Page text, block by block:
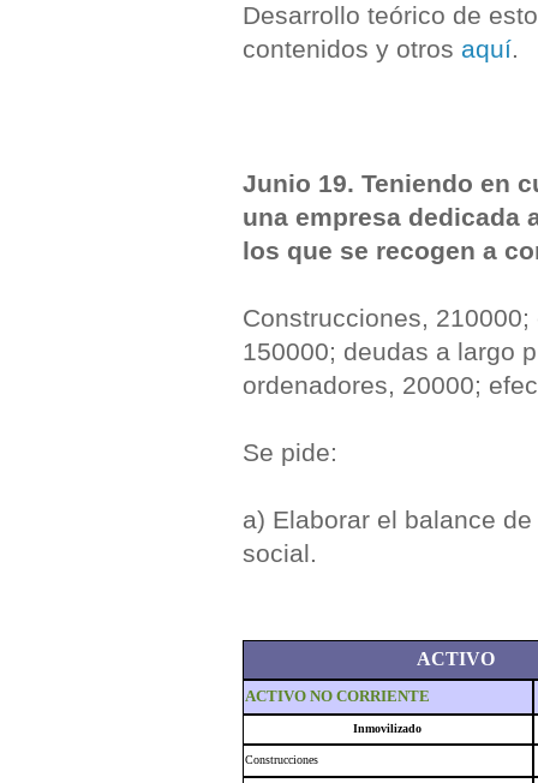
Desarrollo teórico de
contenidos y otros aquí.
Junio 19. Teniendo en
una empresa dedicada
los que se recogen a
Construcciones,
150000; deudas a largo
ordenadores, 20000;
Se pide:
a) Elaborar el balance
social.
ACTIVO
ACTIVO NO CORRIENTE
Inmovilizado
Construcciones